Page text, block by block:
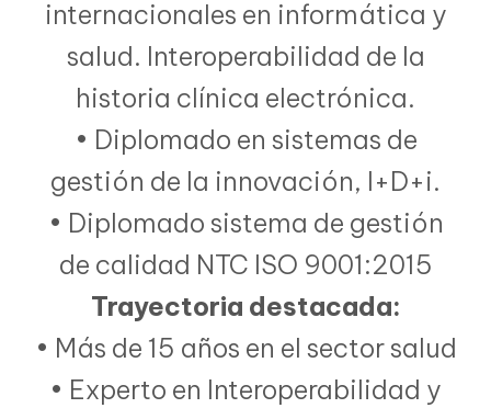
internacionales en informática y
salud. Interoperabilidad de la
historia clínica electrónica.
• Diplomado en sistemas de
gestión de la innovación, I+D+i.
• Diplomado sistema de gestión
de calidad NTC ISO 9001:2015
Trayectoria destacada:
• Más de 15 años en el sector salud
• Experto en Interoperabilidad y